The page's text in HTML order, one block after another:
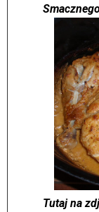
Tutaj na